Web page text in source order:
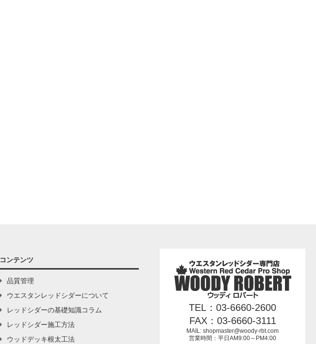
コンテンツ
品質管理
ウエスタンレッドシダーについて
レッドシダーの基礎知識コラム
レッドシダー施工方法
ウッドデッキ根太工法
TEL：03-6660-2600
FAX：03-6660-3111
MAIL: shopmaster@woody-rbt.com
営業時間：平日AM9:00～PM4:00